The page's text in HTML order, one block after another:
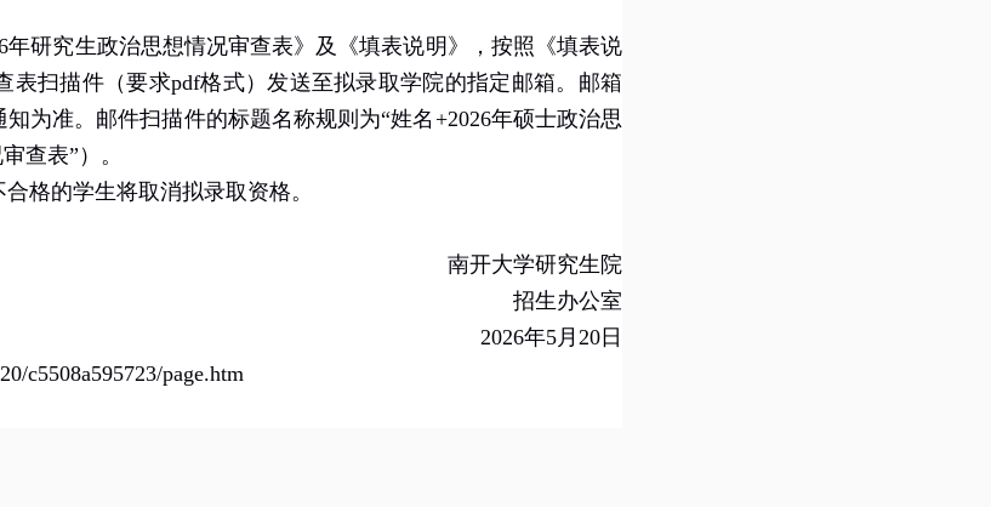
年研究生政治思想情况审查表》及《填表说明》，按照《填表说
表扫描件（要求pdf格式）发送至拟录取学院的指定邮箱。邮箱
为准。邮件扫描件的标题名称规则为“姓名 +2026年硕士政治思
查表”）。
格的学生将取消拟录取资格。
南开大学研究生院
招生办公室
2026年5月 20 日
c5508a595723/page.htm